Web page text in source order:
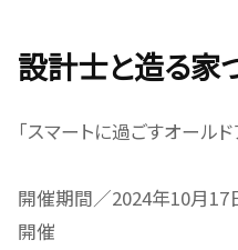
設計士と造る家
「スマートに過ごすオールド
開催期間／2024年10月
開催